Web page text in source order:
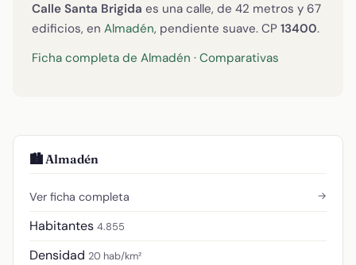
Calle Santa Brigida es una calle, de 42 metros y 67
edificios, en Almadén, pendiente suave. CP 13400.
Ficha completa de Almadén · Comparativas
🏙️ Almadén
Ver ficha completa →
Habitantes 4.855
Densidad 20 hab/km²